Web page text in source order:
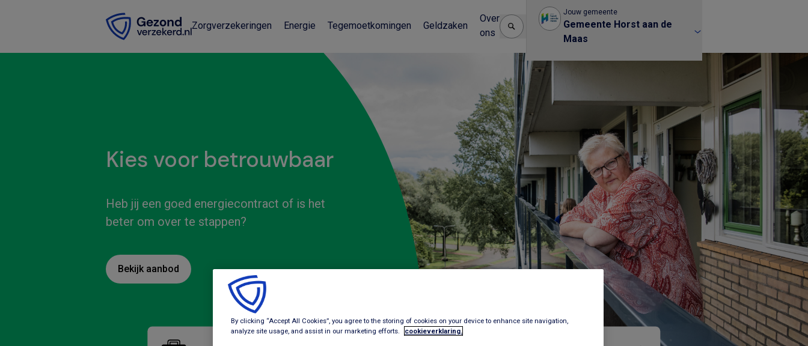
Zorgverzekeringen Energie Tegemoetkomingen Geldzaken
Over
ons
Jouw gemeente
Gemeente Horst aan de
Maas
Kies voor betrouwbaar
Heb jij een goed energiecontract of is het
beter om over te stappen?
Bekijk aanbod
By clicking “Accept All Cookies”, you agree to the storing of cookies on your device to enhance site navigation,
analyze site usage, and assist in our marketing efforts.
cookieverklaring.